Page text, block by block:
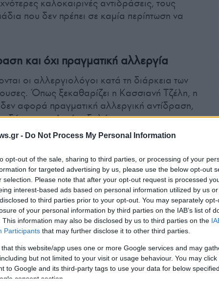
- Do Not Process My Personal Information
opt-out of the sale, sharing to third parties, or processing of your
for targeted advertising by us, please use the below opt-out
selection. Please note that after your opt-out request is processed
interest-based ads based on personal information utilized by us
to third parties prior to your opt-out. You may separately
of your personal information by third parties on the IAB’s list of
This information may also be disclosed by us to third parties on the
Participants that may further disclose it to other third parties.
that this website/app uses one or more Google services and may
but not limited to your visit or usage behaviour. You may
to Google and its third-party tags to use your data for below
consent section.
καλοκαιρινές αντιδράσεις, τους
που δεν πρέπει σε καμία περίπτωση να
και όχι πραγματική αλλεργία
οι αλλεργιολόγοι κατά τη διάρκεια των
Όπως ξεκαθαρίζει η Κασσιανή Τζέλη, η
αφορά πραγματική αλλεργική αντίδραση,
δέρματος. Αυτή εκδηλώνεται με:
του δέρματος.
το ξέπλυμα της περιοχής με θαλασσινό
των πλοκαμιών χωρίς γυμνά χέρια, ενώ
τοπική αγωγή. Ωστόσο, εάν
όπως γενικευμένο εξάνθημα,
ιατρική βοήθεια καθώς ενδέχεται να
αντίδραση.